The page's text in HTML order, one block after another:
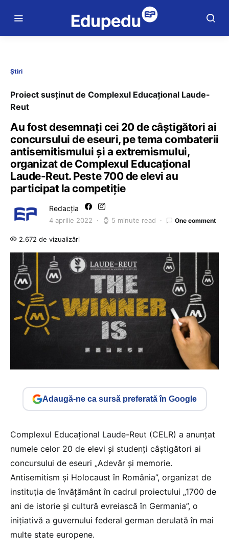
Știri
Proiect susținut de Complexul Educațional Laude-
Reut
Au fost desemnați cei 20 de câștigători ai
concursului de eseuri, pe tema combaterii
antisemitismului și a extremismului,
organizat de Complexul Educațional
Laude-Reut. Peste 700 de elevi au
participat la competiție
Redacția
4 aprilie 2022 5 minute read One comment
2.672 de vizualizări
Adaugă-ne ca sursă preferată în Google
Complexul Educațional Laude-Reut (CELR) a anunțat
numele celor 20 de elevi și studenți câștigători ai
concursului de eseuri „Adevăr și memorie.
Antisemitism și Holocaust în România”, organizat de
instituția de învățământ în cadrul proiectului „1700 de
ani de istorie și cultură evreiască în Germania”, o
inițiativă a guvernului federal german derulată în mai
multe state europene.